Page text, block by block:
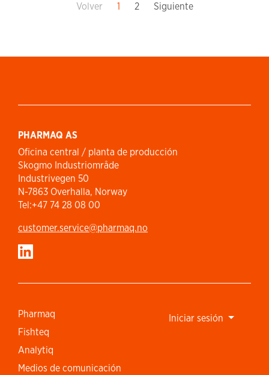
Volver 1 2 Siguiente
PHARMAQ AS
Oficina central / planta de producción
Skogmo Industriområde
Industrivegen 50
N-7863 Overhalla, Norway
Tel:+47 74 28 08 00
customer.service​@pharmaq.no
Pharmaq
Fishteq
Analytiq
Medios de comunicación
Iniciar sesión